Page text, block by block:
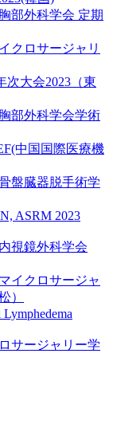
部外科学会 定期
クロサージャリ
次大会2023（東
部外科学会学術
中国国際医療機
盤臓器脱手術学
ASRM 2023
視鏡外科学会
イクロサージャ
）
サージャリー学